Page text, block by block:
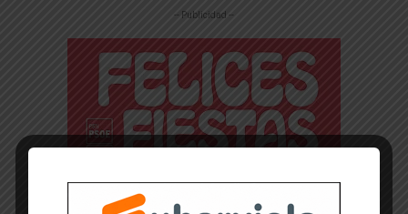
-- Publicidad --